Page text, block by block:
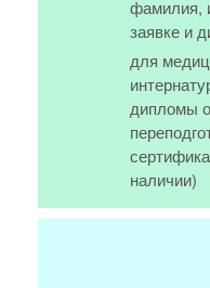
фамилия,
заявке и
для
дипломы
наличии)